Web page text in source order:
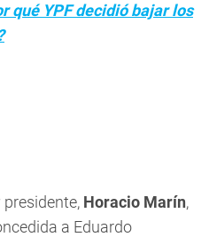
qué YPF decidió bajar los
presidente, Horacio Marín,
a Eduardo